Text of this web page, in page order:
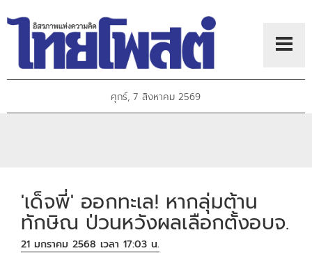
ศุกร์, 7 สิงหาคม 2569
'เด็จพี่' ออกทะเล! หากลุ่มต้าน
ทักษิณ ป่วนหวังผลเลือกตั้งอบจ.
21 มกราคม 2568 เวลา 17:03 น.